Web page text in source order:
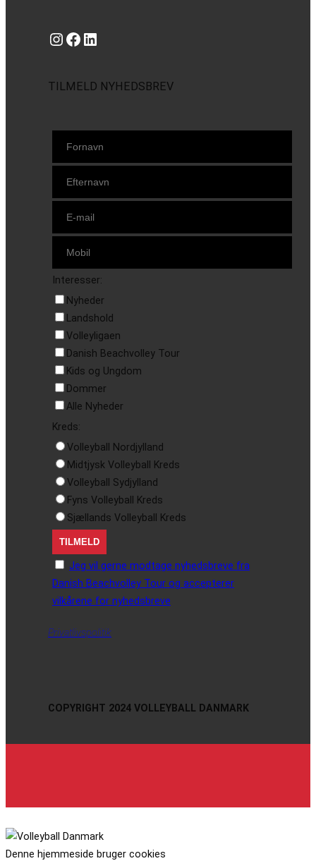
Instagram https://www.facebook.com/danishbeachvolleytour LinkedIn
TILMELD NYHEDSBREV
Interesser:
Nyheder
Landshold
Volleyligaen
Danish Beachvolley Tour
Kids og Ungdom
Dommer
Alle Nyheder
Kreds:
Volleyball Nordjylland
Midtjysk Volleyball Kreds
Volleyball Sydjylland
Fyns Volleyball Kreds
Sjællands Volleyball Kreds
Jeg vil gerne modtage nyhedsbreve fra
Danish Beachvolley Tour og accepterer
vilkårene for nyhedsbreve
Privatlivspolitik
COPYRIGHT 2024 VOLLEYBALL DANMARK
Denne hjemmeside bruger cookies